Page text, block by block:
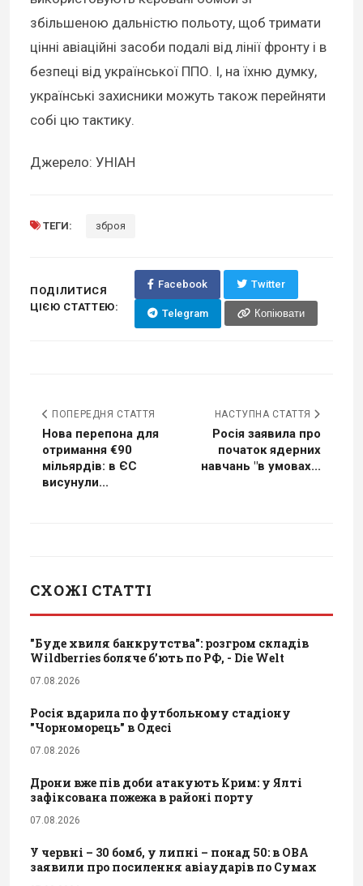
збільшеною дальністю польоту, щоб тримати
цінні авіаційні засоби подалі від лінії фронту і в
безпеці від української ППО. І, на їхню думку,
українські захисники можуть також перейняти
собі цю тактику.
Джерело: УНІАН
ТЕГИ: зброя
ПОДІЛИТИСЯ
ЦІЄЮ СТАТТЕЮ:
Facebook Twitter
Telegram Копіювати
ПОПЕРЕДНЯ СТАТТЯ
Нова перепона для
отримання €90
мільярдів: в ЄС
висунули...
НАСТУПНА СТАТТЯ
Росія заявила про
початок ядерних
навчань "в умовах...
СХОЖІ СТАТТІ
"Буде хвиля банкрутства": розгром складів
Wildberries боляче бʼють по РФ, - Die Welt
07.08.2026
Росія вдарила по футбольному стадіону
"Чорноморець" в Одесі
07.08.2026
Дрони вже пів доби атакують Крим: у Ялті
зафіксована пожежа в районі порту
07.08.2026
У червні – 30 бомб, у липні – понад 50: в ОВА
заявили про посилення авіаударів по Сумах